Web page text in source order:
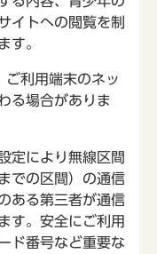
イトへの閲覧を制
す。
利用端末のネッ
る場合がありま
定により無線区間
での区間）の通信
ある第三者が通信
す。安全にご利用
ド番号など重要な